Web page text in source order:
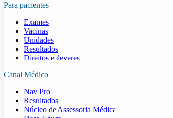
Para pacientes
Exames
Vacinas
Unidades
Resultados
Direitos e deveres
Canal Médico
Nav Pro
Resultados
Núcleo de Assessoria Médica